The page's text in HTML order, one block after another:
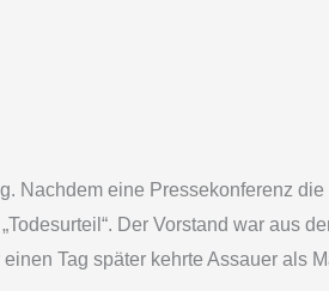
Nachdem eine Pressekonferenz
Der Vorstand war aus
Tag später kehrte Assauer als